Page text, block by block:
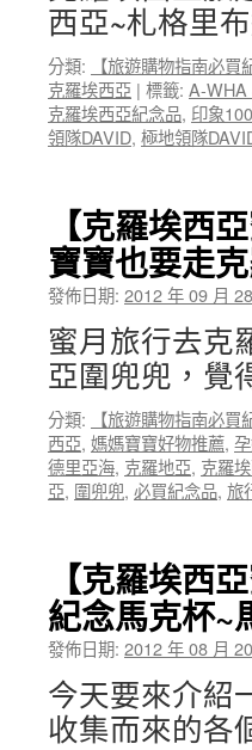
西亞~札格里
分類: 【旅遊購物指南必買
克羅埃西亞 | 標籤: A-WHA
克羅埃西亞紀念品, 印象
領隊DAVID, 極地領隊
【克羅埃西
寶寶也要走
發佈日期: 2012 年 09 月
蜜月旅行去克
亞圍兜兜，
分類: 【旅遊購物指南必買
西亞, 媽媽寶寶好物推薦,
德里亞海, 克羅地亞, 克羅
亞, 圍兜兜, 必買紀念品, 旅
【克羅埃西
紀念馬克杯~
發佈日期: 2012 年 08 月
今天要來介紹
收集而來的